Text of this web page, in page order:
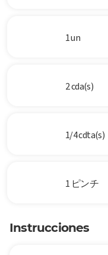
1 un
2 cda(s)
1/4 cdta(s)
1 ピンチ
Instrucciones